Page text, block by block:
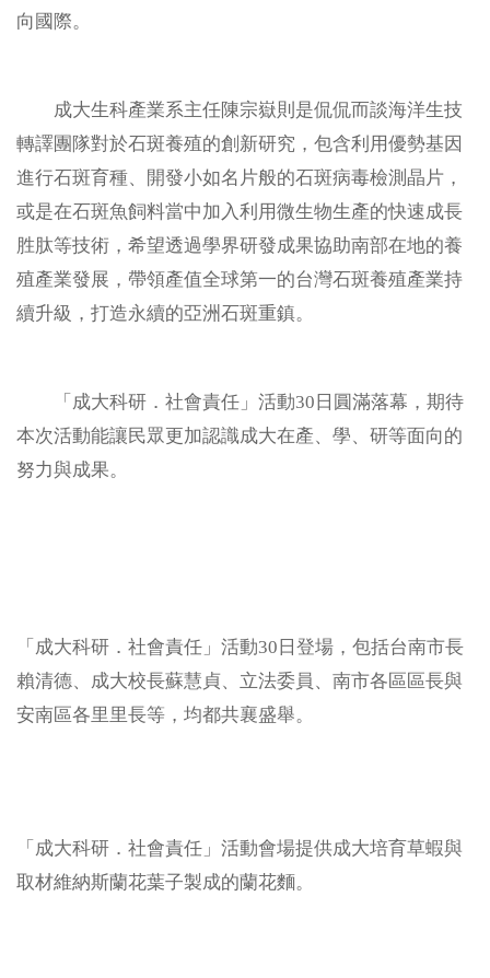
向國際。
成大生科產業系主任陳宗嶽則是侃侃而談海洋生技
轉譯團隊對於石斑養殖的創新研究，包含利用優勢基因
進行石斑育種、開發小如名片般的石斑病毒檢測晶片，
或是在石斑魚飼料當中加入利用微生物生產的快速成長
胜肽等技術，希望透過學界研發成果協助南部在地的養
殖產業發展，帶領產值全球第一的台灣石斑養殖產業持
續升級，打造永續的亞洲石斑重鎮。
「成大科研．社會責任」活動30日圓滿落幕，期待
本次活動能讓民眾更加認識成大在產、學、研等面向的
努力與成果。
「成大科研．社會責任」活動30日登場，包括台南市長
賴清德、成大校長蘇慧貞、立法委員、南市各區區長與
安南區各里里長等，均都共襄盛舉。
「成大科研．社會責任」活動會場提供成大培育草蝦與
取材維納斯蘭花葉子製成的蘭花麵。